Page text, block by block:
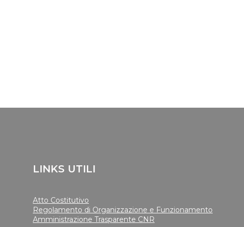
LINKS UTILI
Atto Costitutivo
Regolamento di Organizzazione e Funzionamento
Amministrazione Trasparente CNR